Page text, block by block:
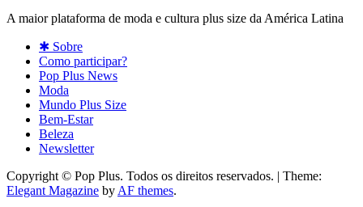
A maior plataforma de moda e cultura plus size da América Latina
✱ Sobre
Como participar?
Pop Plus News
Moda
Mundo Plus Size
Bem-Estar
Beleza
Newsletter
Copyright © Pop Plus. Todos os direitos reservados. | Theme:
Elegant Magazine by AF themes.